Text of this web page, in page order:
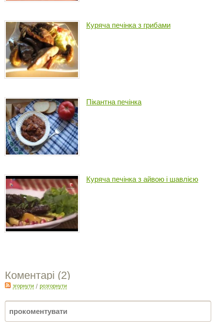
Куряча печінка з грибами
Пікантна печінка
Куряча печінка з айвою і шавлією
Коментарі (2)
згорнути / розгорнути